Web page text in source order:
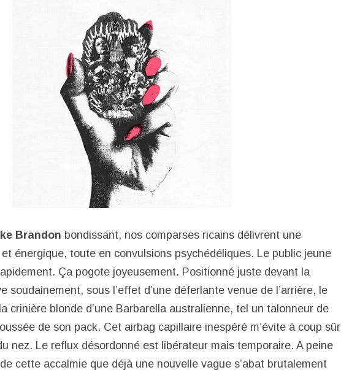
Brandon bondissant, nos comparses ricains délivrent une
énergique, toute en convulsions psychédéliques. Le public jeune
Ça pogote joyeusement. Positionné juste devant la
soudainement, sous l’effet d’une déferlante venue de l’arrière, le
crinière blonde d’une Barbarella australienne, tel un talonneur de
de son pack. Cet airbag capillaire inespéré m’évite à coup sûr
nez. Le reflux désordonné est libérateur mais temporaire. A peine
cette accalmie que déjà une nouvelle vague s’abat brutalement